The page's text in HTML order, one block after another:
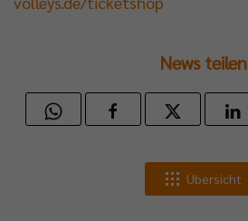
News teilen
Übersicht